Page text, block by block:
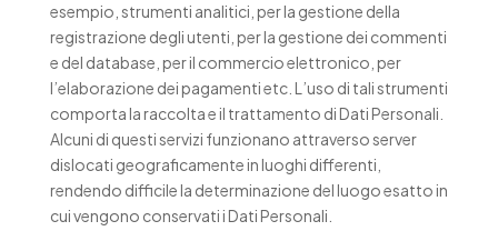
esempio, strumenti analitici, per la gestione della
registrazione degli utenti, per la gestione dei commenti
e del database, per il commercio elettronico, per
l’elaborazione dei pagamenti etc. L’uso di tali strumenti
comporta la raccolta e il trattamento di Dati Personali.
Alcuni di questi servizi funzionano attraverso server
dislocati geograficamente in luoghi differenti,
rendendo difficile la determinazione del luogo esatto in
cui vengono conservati i Dati Personali.